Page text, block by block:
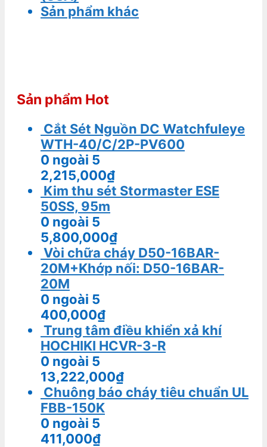
Sản phẩm khác
Sản phẩm Hot
Cắt Sét Nguồn DC Watchfuleye
WTH-40/C/2P-PV600
0 ngoài 5
2,215,000₫
Kim thu sét Stormaster ESE
50SS, 95m
0 ngoài 5
5,800,000₫
Vòi chữa cháy D50-16BAR-
20M+Khớp nối: D50-16BAR-
20M
0 ngoài 5
400,000₫
Trung tâm điều khiển xả khí
HOCHIKI HCVR-3-R
0 ngoài 5
13,222,000₫
Chuông báo cháy tiêu chuẩn UL
FBB-150K
0 ngoài 5
411,000₫